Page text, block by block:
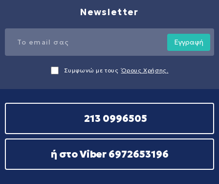
Newsletter
Εγγραφή
Συμφωνώ με τους Όρους Χρήσης.
213 0996505
ή στο Viber 6972653196